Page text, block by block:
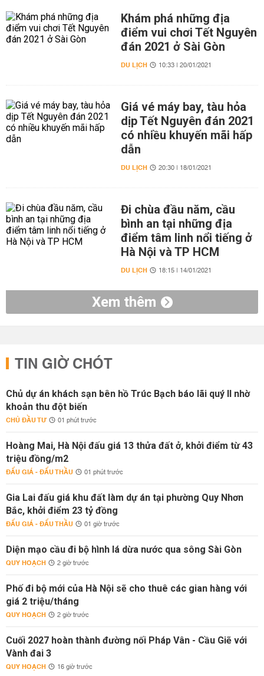
Khám phá những địa
điểm vui chơi Tết Nguyên
đán 2021 ở Sài Gòn
DU LỊCH 10:33 | 20/01/2021
Giá vé máy bay, tàu hỏa
dịp Tết Nguyên đán 2021
có nhiều khuyến mãi hấp
dẫn
DU LỊCH 20:30 | 18/01/2021
Đi chùa đầu năm, cầu
bình an tại những địa
điểm tâm linh nổi tiếng ở
Hà Nội và TP HCM
DU LỊCH 18:15 | 14/01/2021
Xem thêm
TIN GIỜ CHÓT
Chủ dự án khách sạn bên hồ Trúc Bạch báo lãi quý II nhờ
khoản thu đột biến
CHỦ ĐẦU TƯ 01 phút trước
Hoàng Mai, Hà Nội đấu giá 13 thửa đất ở, khởi điểm từ 43
triệu đồng/m2
ĐẤU GIÁ - ĐẤU THẦU 01 phút trước
Gia Lai đấu giá khu đất làm dự án tại phường Quy Nhơn
Bắc, khởi điểm 23 tỷ đồng
ĐẤU GIÁ - ĐẤU THẦU 01 giờ trước
Diện mạo cầu đi bộ hình lá dừa nước qua sông Sài Gòn
QUY HOẠCH 2 giờ trước
Phố đi bộ mới của Hà Nội sẽ cho thuê các gian hàng với
giá 2 triệu/tháng
QUY HOẠCH 2 giờ trước
Cuối 2027 hoàn thành đường nối Pháp Vân - Cầu Giẽ với
Vành đai 3
QUY HOẠCH 16 giờ trước